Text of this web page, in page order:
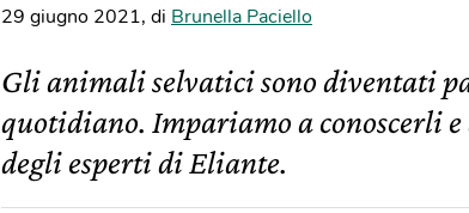
29 giugno 2021, di Brunella Paciello
Gli animali selvatici sono diventati
quotidiano. Impariamo a conoscerli
degli esperti di Eliante.